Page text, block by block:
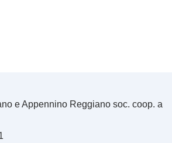
e Appennino Reggiano soc. coop. a